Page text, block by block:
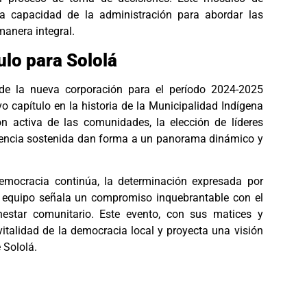
capacidad de la administración para abordar las
integral.
para Sololá
la nueva corporación para el período 2024-2025
capítulo en la historia de la Municipalidad Indígena
activa de las comunidades, la elección de líderes
sostenida dan forma a un panorama dinámico y
continúa, la determinación expresada por
señala un compromiso inquebrantable con el
comunitario. Este evento, con sus matices y
de la democracia local y proyecta una visión